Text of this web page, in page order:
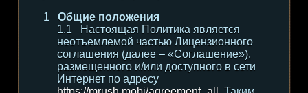
Общие положения
Настоящая Политика является
неотъемлемой частью Лицензионного
соглашения (далее – «Соглашение»),
размещенного и/или доступного в сети
Интернет по адресу